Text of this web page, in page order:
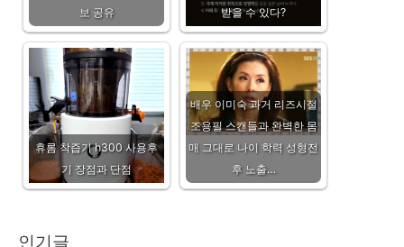
보 공유
받을 수 있다?
휴롬 착즙기 h300 사용후
기 장점과 단점
배우 이미숙 과거 리즈시절
조용필 스캔들과 완벽한 몸
매 그대로 나이 학력 성형전
후 노출…
인기글